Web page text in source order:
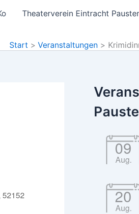
Theaterverein Eintracht
Start
Veranstaltungen
52152
09
Aug.
20
Aug.